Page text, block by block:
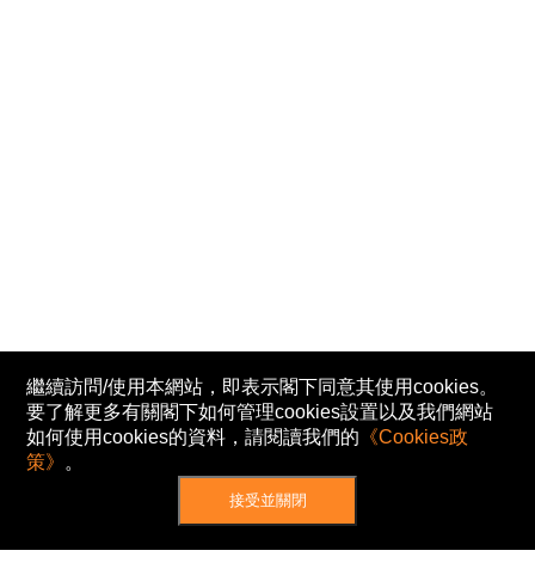
繼續訪問/使用本網站，即表示閣下同意其使用cookies。
要了解更多有關閣下如何管理cookies設置以及我們網站
如何使用cookies的資料，請閱讀我們的 《Cookies政
策》 。
接受並關閉